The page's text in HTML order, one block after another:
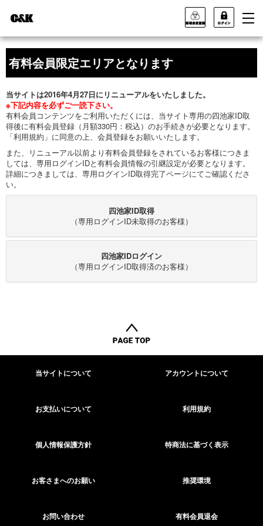
有料会員限定エリアとなります
当サイトは2016年4月27日にリニューアルをいたしました。
※下記内容を必ずご一読下さい。
有料会員コンテンツをご利用いただくには、当サイト専用の四池家ID取
得後に有料会員登録（月額330円：税込）のお手続きが必要となります。
「利用規約」に同意の上、会員登録をお願いいたします。
また、リニューアル以前より有料会員登録をされているお客様につきま
しては、専用ログインIDと有料会員情報の引継設定が必要となります。
詳細につきましては、専用ログインID取得完了ページにてご確認くださ
い。
四池家ID取得
（専用ログインID未取得のお客様）
四池家IDログイン
（専用ログインID取得済のお客様）
当サイトについて アカウントについて
お支払いについて 利用規約
個人情報保護方針 特商法に基づく表示
お客さまへのお願い 推奨環境
お問い合わせ 有料会員退会